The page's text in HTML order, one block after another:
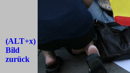
(ALT+x)
Bild
zurück